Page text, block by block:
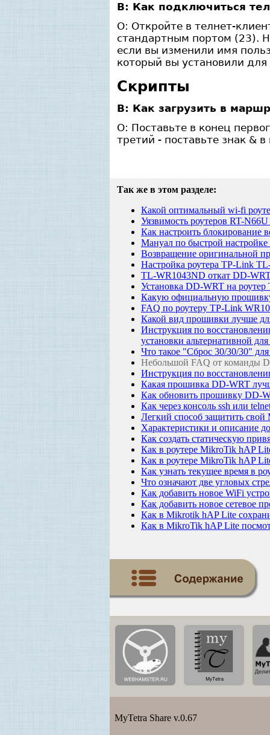
В: Как подключиться
О: Откройте в телнет-
стандартным портом (23).
если вы изменили имя
который вы установили
Скрипты
В: Как загрузить в
О: Поставьте в конец
третий - поставьте знак &
Так же в этом разделе:
Какой оптимальный wi-fi
Уязвимость роутеров RT-
Как настроить блокирование
Мануал по быстрой
Возвращение оригинальной
Настройка роутера TP-Link
TL-WR1043ND откат DD-
Установка DD-WRT на
Какую официальную
FAQ по роутеру TP-Link
Какой вид прошивки лучше
Инструкция по
установки альтернативной
Что такое "Сброс 30/30/30"
Небольшой FAQ от команды
Инструкция по
Какая прошивка DD-WRT
Как обновить прошивку DD-
Как через консоль ssh или
Легкий способ защитить свой
Характеристики и описание
Как создать статическую
Как в роутере MikroTik hAP
Как в роутере MikroTik hAP
Как узнать текущее время в
Что означают две угловых
Как добавить новое WiFi
Как добавить новое сетевое
Как в Mikrotik hAP Lite
Как в MikroTik hAP Lite
MyTetra Share v.0.67